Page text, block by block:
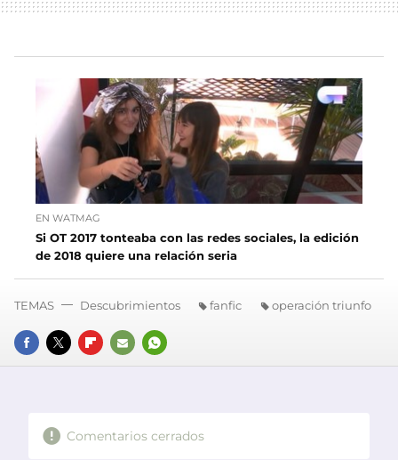
EN WATMAG
Si OT 2017 tonteaba con las redes sociales, la edición
de 2018 quiere una relación seria
FACEBOOK
TWITTERFLIPBOARD
E-
WHATSAPP
TEMAS Descubrimientos fanfic operación triunfo
Comentarios cerrados